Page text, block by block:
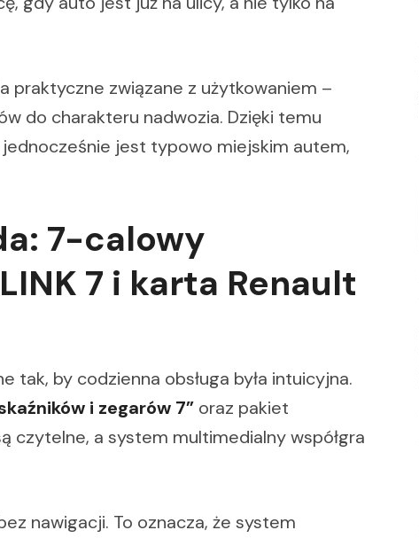
praktyczne związane z użytkowaniem –
do charakteru nadwozia. Dzięki temu
jest typowo miejskim autem,
7-calowy
7 i karta Renault
tak, by codzienna obsługa była intuicyjna.
i zegarów 7” oraz pakiet
czytelne, a system multimedialny współgra
nawigacji. To oznacza, że system